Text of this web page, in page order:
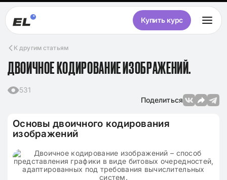
Купить курс
К другим статьям
ДВОИЧНОЕ КОДИРОВАНИЕ ИЗОБРАЖЕНИЙ.
531
Поделиться
Основы двоичного кодирования
изображений